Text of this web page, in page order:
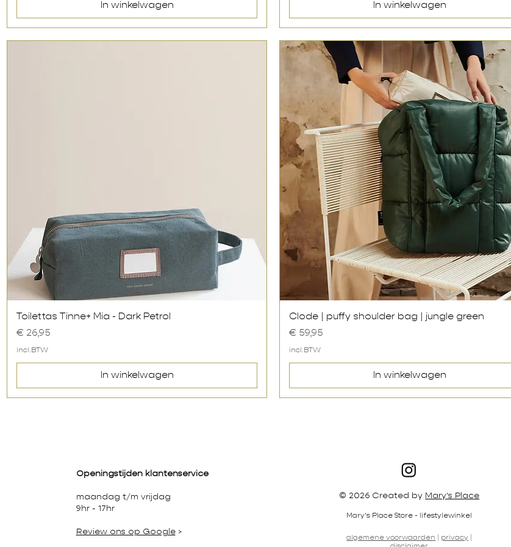
In winkelwagen In winkelwagen
Snel overzicht
Toilettas Tinne+ Mia - Dark Petrol
Prijs
€ 26,95
incl.BTW
In winkelwagen
Snel overzicht
Clode | puffy shoulder bag | jungle green
Prijs
€ 59,95
incl.BTW
In winkelwagen
Openingstijden klantenservice
maandag t/m vrijdag
9hr - 17hr
Review ons op Google>
© 2026 Created by Mary's Place
Mary's Place Store - lifestylewinkel
algemene voorwaarden privacy